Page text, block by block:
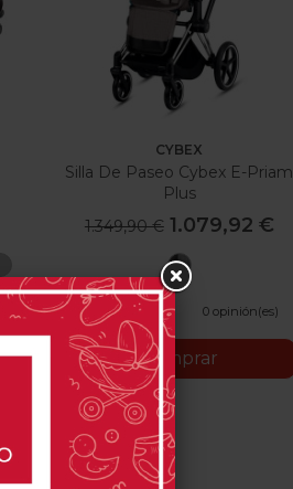
CYBEX
Silla De Paseo Cybex E-Priam
Plus
1.349,90 € 1.079,92 €
Manhattan
Grey
Plus0 opinión(es)
Comprar